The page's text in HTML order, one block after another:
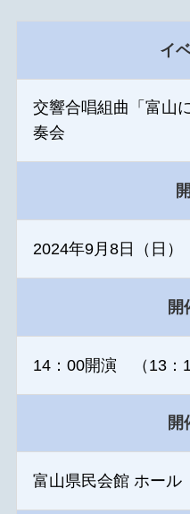
イ
交響合唱組曲「富山
奏会
2024年9月8日（日）
開
14：00開演 （13：
開
富山県民会館 ホール